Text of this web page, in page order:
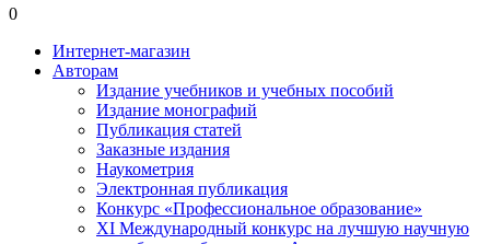
0
Интернет-магазин
Авторам
Издание учебников и учебных пособий
Издание монографий
Публикация статей
Заказные издания
Наукометрия
Электронная публикация
Конкурс «Профессиональное образование»
XI Международный конкурс на лучшую научную